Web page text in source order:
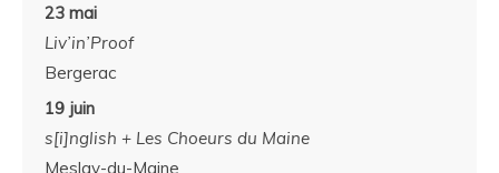
23 mai
Liv’in’Proof
Bergerac
19 juin
s[i]nglish + Les Choeurs du Maine
Meslay-du-Maine